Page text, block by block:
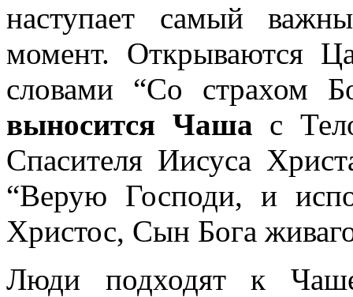
наступает самый
момент. Открываются
словами “Со страхом
выносится Чаша с
Спасителя Иисуса
“Верую Господи, и
Христос, Сын Бога
Люди подходят к